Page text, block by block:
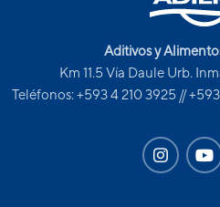
Aditivos y
Km 11.5 Vía Daule Urb.
Teléfonos: +593 4 210 3925 //